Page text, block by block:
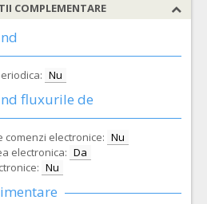
COMPLEMENTARE
Nu
fluxurile de
comenzi electronice: Nu
electronica: Da
Nu